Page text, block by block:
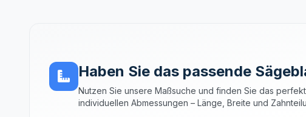
Haben Sie das passende
Nutzen Sie unsere Maßsuche und finden Sie das
individuellen Abmessungen – Länge, Breite und